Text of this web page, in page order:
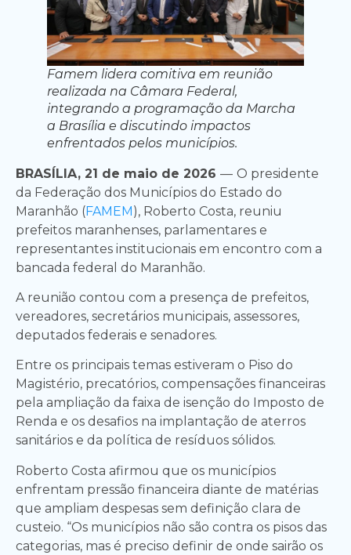
Famem lidera comitiva em reunião
realizada na Câmara Federal,
integrando a programação da Marcha
a Brasília e discutindo impactos
enfrentados pelos municípios.
BRASÍLIA, 21 de maio de 2026 — O presidente
da Federação dos Municípios do Estado do
Maranhão (FAMEM), Roberto Costa, reuniu
prefeitos maranhenses, parlamentares e
representantes institucionais em encontro com a
bancada federal do Maranhão.
A reunião contou com a presença de prefeitos,
vereadores, secretários municipais, assessores,
deputados federais e senadores.
Entre os principais temas estiveram o Piso do
Magistério, precatórios, compensações financeiras
pela ampliação da faixa de isenção do Imposto de
Renda e os desafios na implantação de aterros
sanitários e da política de resíduos sólidos.
Roberto Costa afirmou que os municípios
enfrentam pressão financeira diante de matérias
que ampliam despesas sem definição clara de
custeio. “Os municípios não são contra os pisos das
categorias, mas é preciso definir de onde sairão os